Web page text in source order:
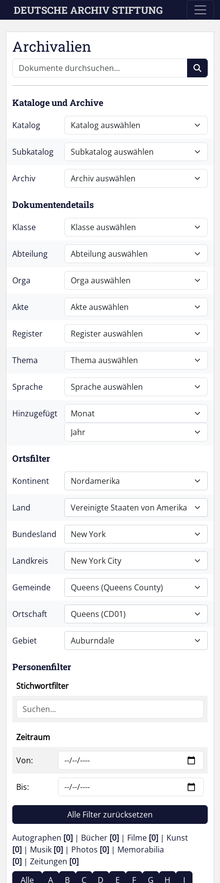
Skip to main content
DEUTSCHE ARCHIV STIFTUNG
Archivalien
Kataloge und Archive
Katalog
Subkatalog
Archiv
Dokumentendetails
Klasse
Abteilung
Orga
Akte
Register
Thema
Sprache
Hinzugefügt
Ortsfilter
Kontinent Nordamerika
Land Vereinigte Staaten von Amerika
Bundesland New York
Landkreis New York City
Gemeinde Queens (Queens County)
Ortschaft Queens (CD01)
Gebiet Auburndale
Personenfilter
Stichwortfilter
Zeitraum
Von:
Bis:
Alle Filter zurücksetzen
Autographen [0] Bücher [0] Filme [0]
Kunst
[0]
Musik [0] Photos [0]
Memorabilia
[0]
Zeitungen [0]
Alle
A B C D E F G H
I